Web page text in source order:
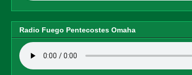
Radio Fuego Pentecostes Omaha